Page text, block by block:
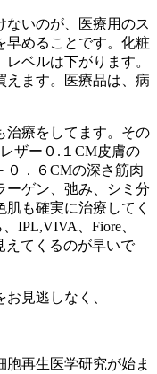
ないのが、医療用のス
早めることです。化粧
ベルは下がります。
えます。医療品は、病
治療をしてます。その
ザー０.１CM皮膚の
０．６CMの深さ筋肉
ーゲン、弛み、シミ分
も確実に治療してく
IPL,VIVA、Fiore、
えてくるのが早いで
見逃しなく、
胞再生医学研究が始ま